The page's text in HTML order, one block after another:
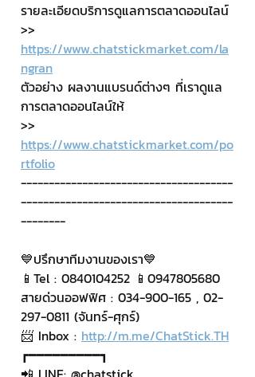
รายละเอียดบริการดูแลการตลาดออนไลน์
>>
https://www.chatstickmarket.com/la
ngran
ตัวอย่าง ผลงานแบรนด์ต่างๆ ที่เราดูแล
การตลาดออนไลน์ให้
>>
https://www.chatstickmarket.com/po
rtfolio
--------------------------------------
--------------------------------------
--------
💙ปรึกษาทีมงานของเรา💙
📱Tel : 0840104252 📱0947805680
สายด่วนออฟฟิศ : 034-900-165 , 02-
297-0811 (จันทร์-ศุกร์)
📨 Inbox : http://m.me/ChatStick.TH
┏━━━━━━━━━┓